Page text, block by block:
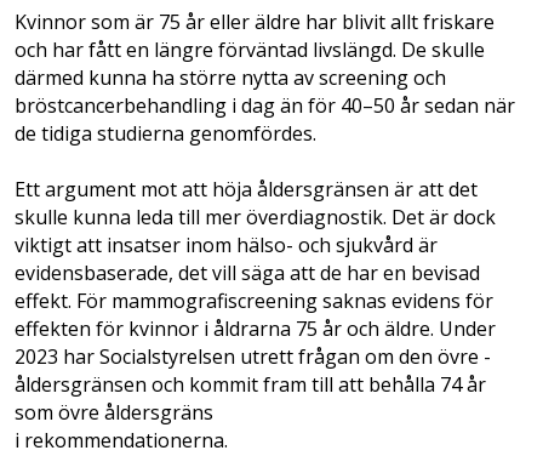
Kvinnor som är 75 år eller äldre har blivit allt friskare
och har fått en längre­ förväntad livslängd. De skulle
därmed kunna ha större nytta av screening och
bröstcancerbehandling i dag än för 40–50 år sedan när
de tidiga studierna genomfördes.
Ett argument mot att höja åldersgränsen är att det
skulle kunna leda till mer över­diagnostik. Det är dock
viktigt att insatser inom hälso- och sjukvård är
evidensbaserade, det vill säga att de har en bevisad
effekt. För mammografiscreening saknas evidens för
effekten för kvinnor i åldrarna 75 år och äldre. Under
2023 har Social­styrelsen utrett frågan om den övre ­
åldersgränsen och kommit fram till att behålla 74 år
som övre åldersgräns
i rekommendationerna.